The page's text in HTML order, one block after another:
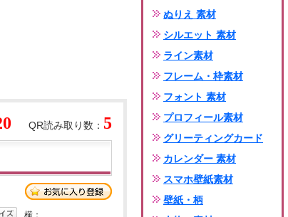
QR読み取り数： 5
横：
ぬりえ 素材
シルエット 素材
ライン素材
フレーム・枠素材
フォント 素材
プロフィール素材
グリーティングカード
カレンダー 素材
スマホ壁紙素材
壁紙・柄